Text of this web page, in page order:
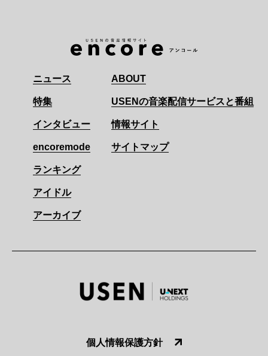
ニュース
特集
インタビュー
encoremode
ランキング
アイドル
アーカイブ
ABOUT
USENの音楽配信サービスと番組
情報サイト
サイトマップ
個人情報保護方針